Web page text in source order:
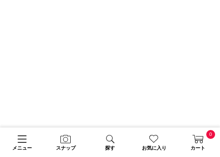
メニュー スナップ 探す お気に入り カート
0